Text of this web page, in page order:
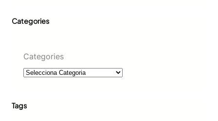
Categories
Categories
Tags